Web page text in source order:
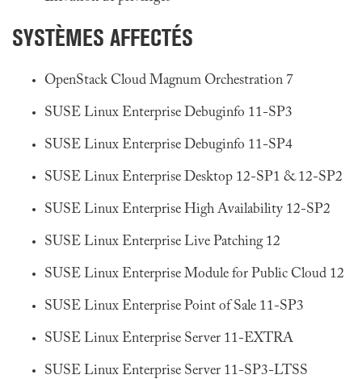
SYSTÈMES AFFECTÉS
OpenStack Cloud Magnum Orchestration 7
SUSE Linux Enterprise Debuginfo 11-SP3
SUSE Linux Enterprise Debuginfo 11-SP4
SUSE Linux Enterprise Desktop 12-SP1 & 12-SP2
SUSE Linux Enterprise High Availability 12-SP2
SUSE Linux Enterprise Live Patching 12
SUSE Linux Enterprise Module for Public Cloud 12
SUSE Linux Enterprise Point of Sale 11-SP3
SUSE Linux Enterprise Server 11-EXTRA
SUSE Linux Enterprise Server 11-SP3-LTSS